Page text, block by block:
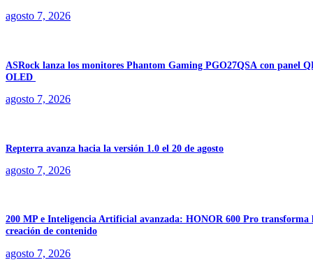
agosto 7, 2026
ASRock lanza los monitores Phantom Gaming PGO27QSA con panel
OLED
agosto 7, 2026
Repterra avanza hacia la versión 1.0 el 20 de agosto
agosto 7, 2026
200 MP e Inteligencia Artificial avanzada: HONOR 600 Pro transforma
creación de contenido
agosto 7, 2026